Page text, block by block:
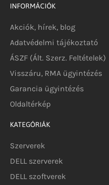
INFORMÁCIÓK
Akciók, hírek, blog
Adatvédelmi tájékoztató
ÁSZF (Ált. Szerz. Feltételek)
Visszáru, RMA ügyintézés
Garancia ügyintézés
Oldaltérkép
KATEGÓRIÁK
Szerverek
DELL szerverek
DELL szoftverek